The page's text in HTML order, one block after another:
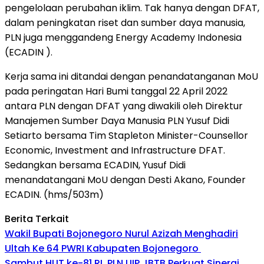
pengelolaan perubahan iklim. Tak hanya dengan DFAT,
dalam peningkatan riset dan sumber daya manusia,
PLN juga menggandeng Energy Academy Indonesia
(ECADIN ).
Kerja sama ini ditandai dengan penandatanganan MoU
pada peringatan Hari Bumi tanggal 22 April 2022
antara PLN dengan DFAT yang diwakili oleh Direktur
Manajemen Sumber Daya Manusia PLN Yusuf Didi
Setiarto bersama Tim Stapleton Minister-Counsellor
Economic, Investment and Infrastructure DFAT.
Sedangkan bersama ECADIN, Yusuf Didi
menandatangani MoU dengan Desti Akano, Founder
ECADIN. (hms/503m)
Berita Terkait
Wakil Bupati Bojonegoro Nurul Azizah Menghadiri
Ultah Ke 64 PWRI Kabupaten Bojonegoro